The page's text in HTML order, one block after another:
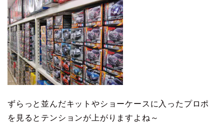
ずらっと並んだキットやショーケースに入ったプロポ
を見るとテンションが上がりますよね～